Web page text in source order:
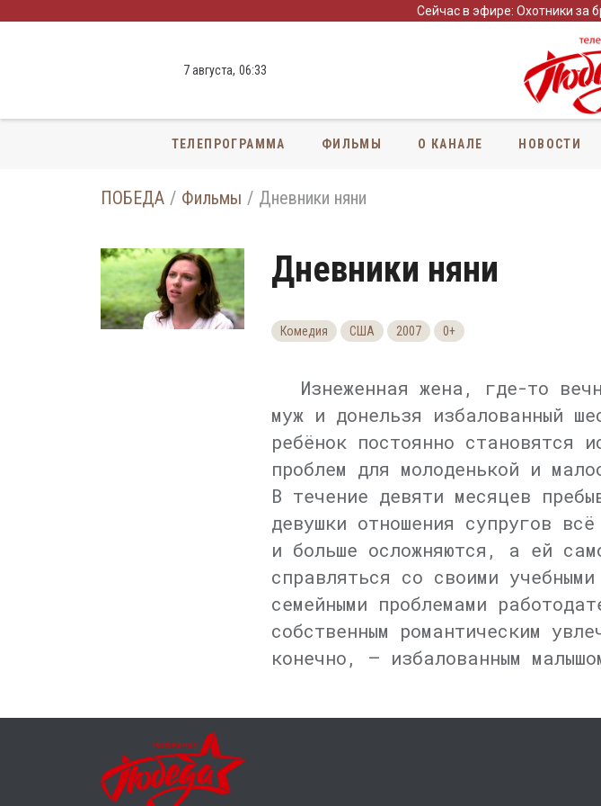
Сейчас в эфире: Охотники за
7 августа, 06:33
ТЕЛЕПРОГРАММА ФИЛЬМЫ О КАНАЛЕ НОВОСТИ
ПОБЕДА Фильмы Дневники няни
Дневники няни
Комедия США 2007 0+
Изнеженная жена, где-то
муж и донельзя избалованный
ребёнок постоянно становятся
проблем для молоденькой и
В течение девяти месяцев
девушки отношения супругов
и больше осложняются, а ей
справляться со своими
семейными проблемами
собственным романтическим
конечно, — избалованным